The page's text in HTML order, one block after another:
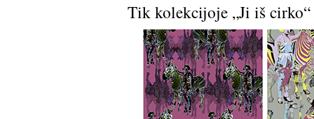
Tik kolekcijoje „Ji iš